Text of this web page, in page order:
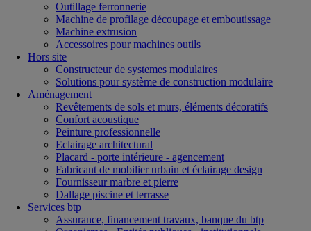
Outillage ferronnerie
Machine de profilage découpage et emboutissage
Machine extrusion
Accessoires pour machines outils
Hors site
Constructeur de systemes modulaires
Solutions pour système de construction modulaire
Aménagement
Revêtements de sols et murs, éléments décoratifs
Confort acoustique
Peinture professionnelle
Eclairage architectural
Placard - porte intérieure - agencement
Fabricant de mobilier urbain et éclairage design
Fournisseur marbre et pierre
Dallage piscine et terrasse
Services btp
Assurance, financement travaux, banque du btp